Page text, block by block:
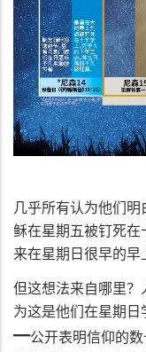
几乎所有认为他们
稣在星期五被钉死在
来在星期日很早的早
但这想法来自哪里？
为这是他们在星期
━公开表明信仰的